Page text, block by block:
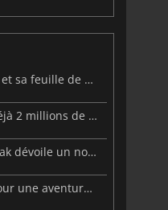
MARVEL Tōkon dévoile ses débuts et sa feuille de route
Resident Evil: Veronica dépasse déjà 2 millions de wishlists
Beast of Reincarnation : Game Freak dévoile un nouveau pari
Big Walk est disponible : partez pour une aventure entre amis